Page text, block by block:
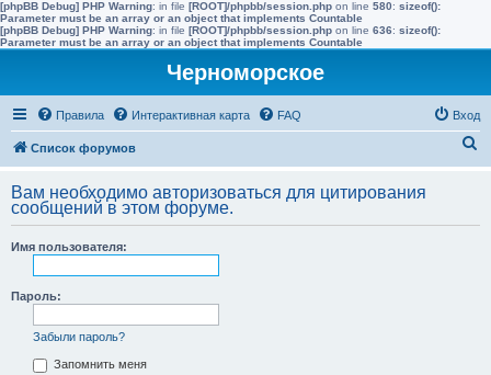
[phpBB Debug] PHP Warning: in file [ROOT]/phpbb/session.php on line 580: sizeof():
Parameter must be an array or an object that implements Countable
[phpBB Debug] PHP Warning: in file [ROOT]/phpbb/session.php on line 636: sizeof():
Parameter must be an array or an object that implements Countable
Черноморское
Правила Интерактивная карта FAQ Вход
Список форумов
с
Вам необходимо авторизоваться для цитирования
сообщений в этом форуме.
Имя пользователя:
Пароль:
Забыли пароль?
Запомнить меня